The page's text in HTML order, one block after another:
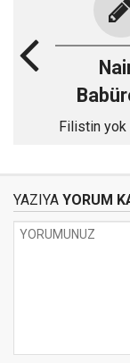
Filistin yok
YAZIYA YORUM